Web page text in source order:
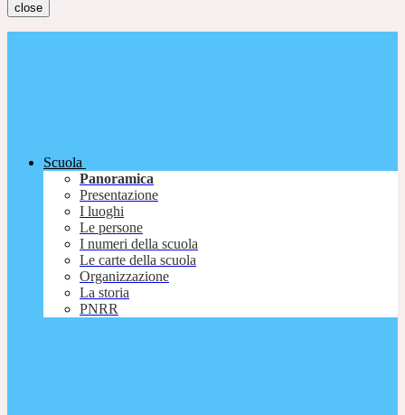
close
Scuola
Panoramica
Presentazione
I luoghi
Le persone
I numeri della scuola
Le carte della scuola
Organizzazione
La storia
PNRR